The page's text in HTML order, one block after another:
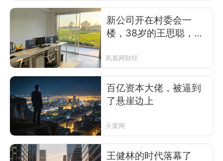
新公司开在村委会一
楼，38岁的王思聪，还
凤凰网财经
百亿资本大佬，被逼到
了悬崖边上
火栗网
王健林的时代落幕了